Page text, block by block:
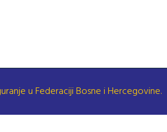
u Federaciji Bosne i Hercegovine.